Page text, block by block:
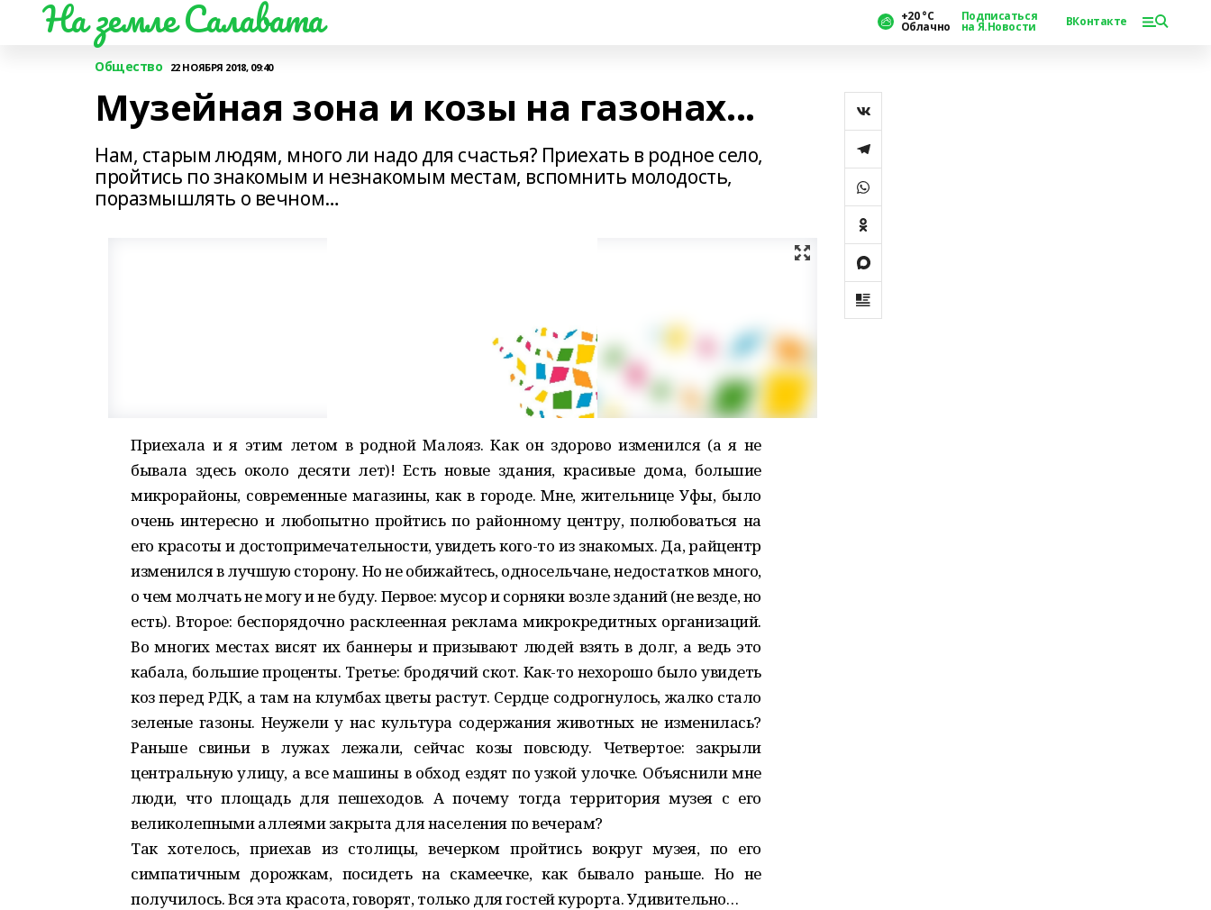
На земле Салавата +20 °С
Облачно
Подписаться
на Я.Новости ВКонтакте
Общество 22 НОЯБРЯ 2018, 09:40
Музейная зона и козы на газонах...
Нам, старым людям, много ли надо для счастья? Приехать в родное село,
пройтись по знакомым и незнакомым местам, вспомнить молодость,
поразмышлять о вечном…
Приехала и я этим летом в родной Малояз. Как он здорово изменился (а я не
бывала здесь около десяти лет)! Есть новые здания, красивые дома, большие
микрорайоны, современные магазины, как в городе. Мне, жительнице Уфы, было
очень интересно и любопытно пройтись по районному центру, полюбоваться на
его красоты и достопримечательности, увидеть кого-то из знакомых. Да, райцентр
изменился в лучшую сторону. Но не обижайтесь, односельчане, недостатков много,
о чем молчать не могу и не буду. Первое: мусор и сорняки возле зданий (не везде, но
есть). Второе: беспорядочно расклеенная реклама микрокредитных организаций.
Во многих местах висят их баннеры и призывают людей взять в долг, а ведь это
кабала, большие проценты. Третье: бродячий скот. Как-то нехорошо было увидеть
коз перед РДК, а там на клумбах цветы растут. Сердце содрогнулось, жалко стало
зеленые газоны. Неужели у нас культура содержания животных не изменилась?
Раньше свиньи в лужах лежали, сейчас козы повсюду. Четвертое: закрыли
центральную улицу, а все машины в обход ездят по узкой улочке. Объяснили мне
люди, что площадь для пешеходов. А почему тогда территория музея с его
великолепными аллеями закрыта для населения по вечерам?
Так хотелось, приехав из столицы, вечерком пройтись вокруг музея, по его
симпатичным дорожкам, посидеть на скамеечке, как бывало раньше. Но не
получилось. Вся эта красота, говорят, только для гостей курорта. Удивительно…